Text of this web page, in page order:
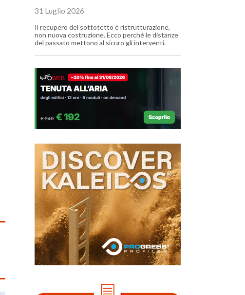
31 Luglio 2026
Il recupero del sottotetto è ristrutturazione,
non nuova costruzione. Ecco perché le distanze
del passato mettono al sicuro gli interventi.